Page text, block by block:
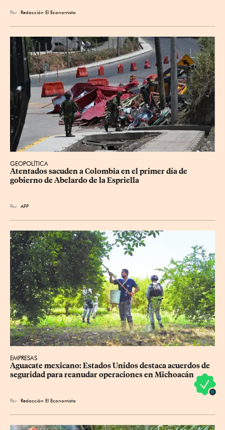
Por Redacción El Economista
GEOPOLÍTICA
Atentados sacuden a Colombia en el primer día de
gobierno de Abelardo de la Espriella
Por AFP
EMPRESAS
Aguacate mexicano: Estados Unidos destaca acuerdos de
seguridad para reanudar operaciones en Michoacán
Por Redacción El Economista